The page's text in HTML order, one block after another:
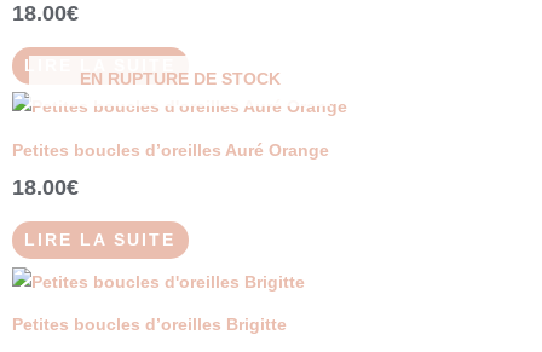
choisies
page
18.00€
LIRE LA SUITE
EN RUPTURE DE STOCK
Petites boucles d’oreilles Auré Orange
18.00€
LIRE LA SUITE
Petites boucles d’oreilles Brigitte